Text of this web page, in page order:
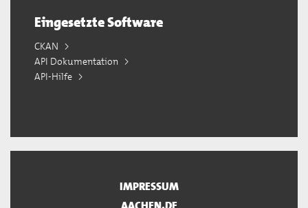
Eingesetzte Software
CKAN
API Dokumentation
API-Hilfe
IMPRESSUM